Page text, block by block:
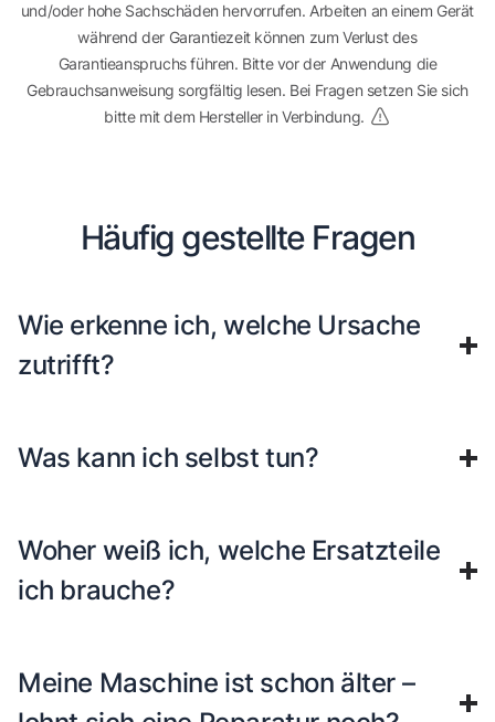
und/oder hohe Sachschäden hervorrufen. Arbeiten an einem Gerät
während der Garantiezeit können zum Verlust des
Garantieanspruchs führen. Bitte vor der Anwendung die
Gebrauchsanweisung sorgfältig lesen. Bei Fragen setzen Sie sich
bitte mit dem Hersteller in Verbindung.
Häufig gestellte Fragen
Wie erkenne ich, welche Ursache
zutrifft?
Was kann ich selbst tun?
Woher weiß ich, welche Ersatzteile
ich brauche?
Meine Maschine ist schon älter –